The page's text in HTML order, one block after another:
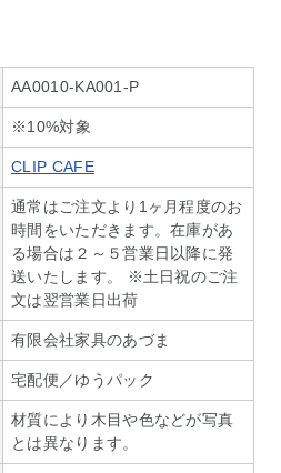
AA0010-KA001-P
※10%対象
CLIP CAFE
通常はご注文より1ヶ月程度のお
時間をいただきます。在庫があ
る場合は２～５営業日以降に発
送いたします。 ※土日祝のご注
文は翌営業日出荷
有限会社家具のあづま
宅配便／ゆうパック
材質により木目や色などが写真
とは異なります。